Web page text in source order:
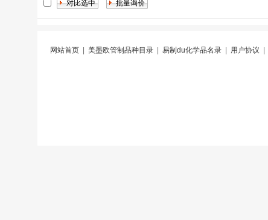
网站首页| 美墨欧管制品种目录| 易制du化学品名录| 用户协议